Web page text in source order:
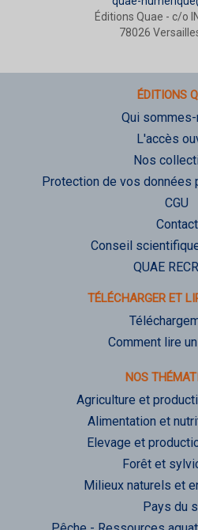
Éditions Quae - c/o
78026
ÉDITIONS
Qui sommes-
L'accès
Nos
Protection de vos données
CGU
Contact
Conseil
QUAE
TÉLÉCHARGER ET
Comment lire
NOS
Agriculture et
Alimentation et
Elevage et
Forêt et
Milieux naturels et
Pays du